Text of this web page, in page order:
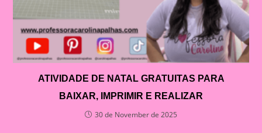
ATIVIDADE DE NATAL GRATUITAS PARA
BAIXAR, IMPRIMIR E REALIZAR
30 de November de 2025